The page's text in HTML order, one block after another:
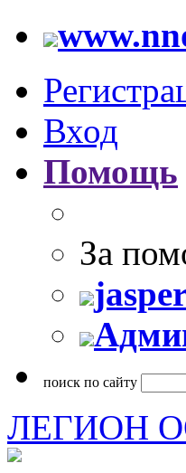
Вход
Помощь
За
поиск по сайту
ЛЕГИОН